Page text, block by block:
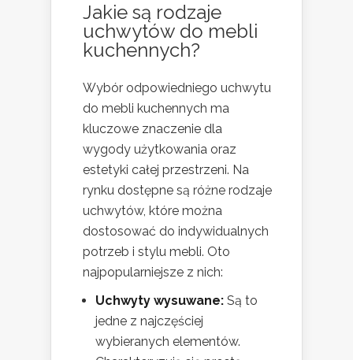
Jakie są rodzaje
uchwytów do mebli
kuchennych?
Wybór odpowiedniego uchwytu
do mebli kuchennych ma
kluczowe znaczenie dla
wygody użytkowania oraz
estetyki całej przestrzeni. Na
rynku dostępne są różne rodzaje
uchwytów, które można
dostosować do indywidualnych
potrzeb i stylu mebli. Oto
najpopularniejsze z nich:
Uchwyty wysuwane: Są to
jedne z najczęściej
wybieranych elementów.